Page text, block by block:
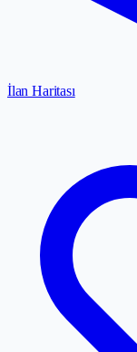
İlan Haritası